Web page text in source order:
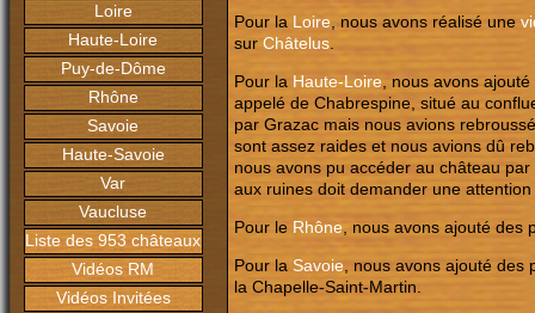
Loire
Haute-Loire
Puy-de-Dôme
Rhône
Savoie
Haute-Savoie
Var
Vaucluse
Liste des 953 châteaux
Vidéos RM
Vidéos Invitées
Pour la Loire , nous avons réalisé une
sur Châtelus
Pour la Haute-Loire , nous avons
appelé de Chabrespine, situé au
par Grazac mais nous avions
sont assez raides et nous avions dû
nous avons pu accéder au château
aux ruines doit demander une
Pour le Rhône , nous avons ajouté des
Pour la Savoie , nous avons ajouté
la Chapelle-Saint-Martin